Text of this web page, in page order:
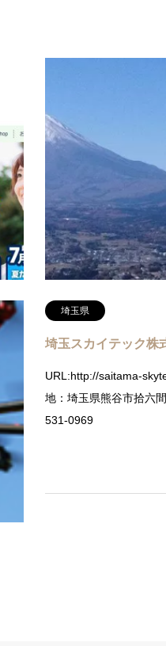
ド）
URL:https://www.aero-
mail:info@aero-
川辺郡猪名川町若葉1-
ル3階電話：072-703-
埼玉県
埼玉スカイテック株
URL:http://saitama-
地：埼玉県熊谷市拾六
531-0969